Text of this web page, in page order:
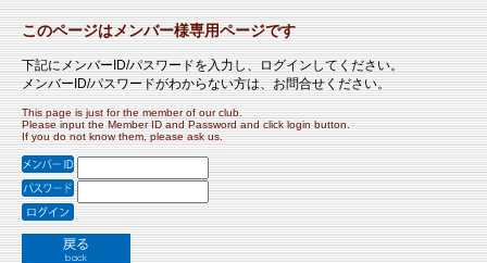
このページはメンバー様専用ページです
下記にメンバーID/パスワードを入力し、ログインしてください。
メンバーID/パスワードがわからない方は、お問合せください。
This page is just for the member of our club.
Please input the Member ID and Password and click login button.
If you do not know them, please ask us.